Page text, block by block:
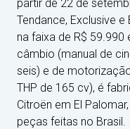
partir de 22 de
Tendance, Exclusive
na faixa de R$ 59.990
câmbio (manual de
seis) e de
THP de 165 cv), é
Citroën em El
peças feitas no Brasil.